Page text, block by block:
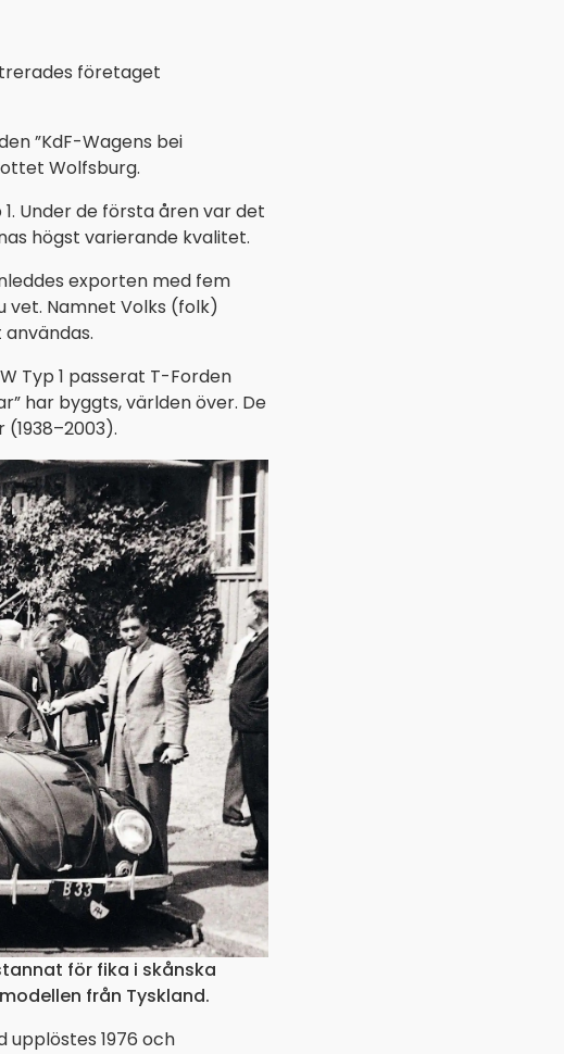
företaget
”KdF-Wagens bei
Wolfsburg.
Under de första åren var det
högst varierande kvalitet.
exporten med fem
vet. Namnet Volks (folk)
Typ 1 passerat T-Forden
har byggts, världen över. De
för fika i skånska
från Tyskland.
upplöstes 1976 och